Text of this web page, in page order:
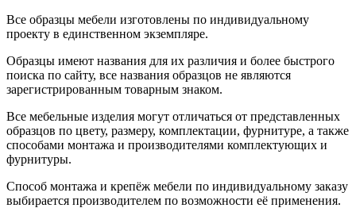
Все образцы мебели изготовлены по индивидуальному
проекту в единственном экземпляре.
Образцы имеют названия для их различия и более быстрого
поиска по сайту, все названия образцов не являются
зарегистрированным товарным знаком.
Все мебельные изделия могут отличаться от представленных
образцов по цвету, размеру, комплектации, фурнитуре, а также
способами монтажа и производителями комплектующих и
фурнитуры.
Способ монтажа и крепёж мебели по индивидуальному заказу
выбирается производителем по возможности её применения.